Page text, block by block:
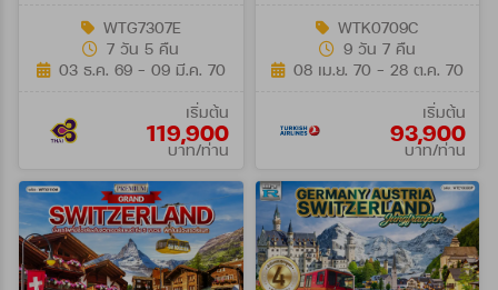
WTG7307E
7 วัน 5 คืน
03 ธ.ค. 69 - 09 มี.ค. 70
เริ่มต้น
119,900
บาท/ท่าน
WTK0709C
9 วัน 7 คืน
08 เม.ย. 70 - 28 ต.ค. 70
เริ่มต้น
93,900
บาท/ท่าน